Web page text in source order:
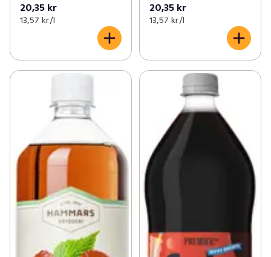
20,35 kr
13,57 kr /l
20,35 kr
13,57 kr /l